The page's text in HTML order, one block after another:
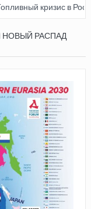
в России
РАСПАД